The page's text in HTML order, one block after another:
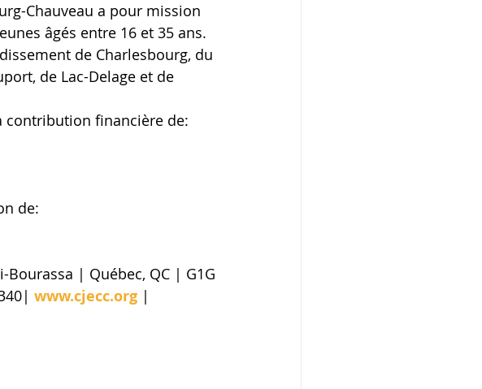
Chauveau a pour mission
âgés entre 16 et 35 ans.
de Charlesbourg, du
de Lac-Delage et de
contribution financière de:
de:
www.cjecc.org |